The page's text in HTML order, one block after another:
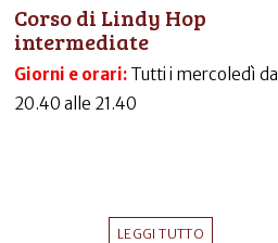
Corso di Lindy Hop
intermediate
Giorni e orari: Tutti i mercoledì
20.40 alle 21.40
LEGGI TUTTO